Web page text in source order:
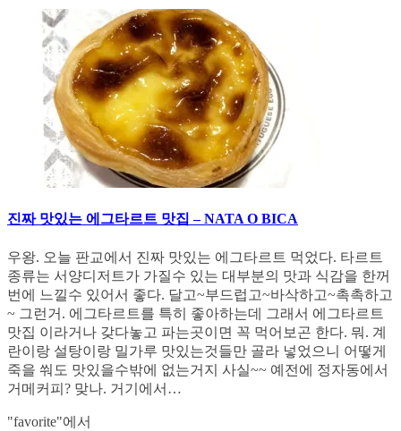
진짜 맛있는 에그타르트 맛집 – NATA O BICA
우왕. 오늘 판교에서 진짜 맛있는 에그타르트 먹었다. 타르트
종류는 서양디저트가 가질수 있는 대부분의 맛과 식감을 한꺼
번에 느낄수 있어서 좋다. 달고~부드럽고~바삭하고~촉촉하고
~ 그런거. 에그타르트를 특히 좋아하는데 그래서 에그타르트
맛집 이라거나 갖다놓고 파는곳이면 꼭 먹어보곤 한다. 뭐. 계
란이랑 설탕이랑 밀가루 맛있는것들만 골라 넣었으니 어떻게
죽을 쒀도 맛있을수밖에 없는거지 사실~~ 예전에 정자동에서
거메커피? 맞나. 거기에서…
"favorite"에서